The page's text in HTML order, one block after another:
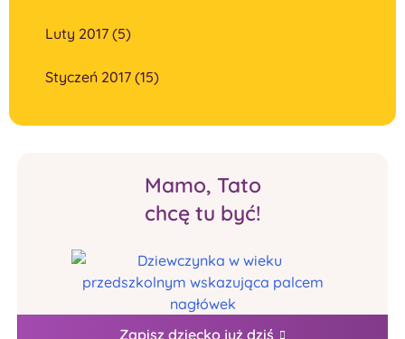
Luty 2017 (5)
Styczeń 2017 (15)
Mamo, Tato
chcę tu być!
Zapisz dziecko już dziś